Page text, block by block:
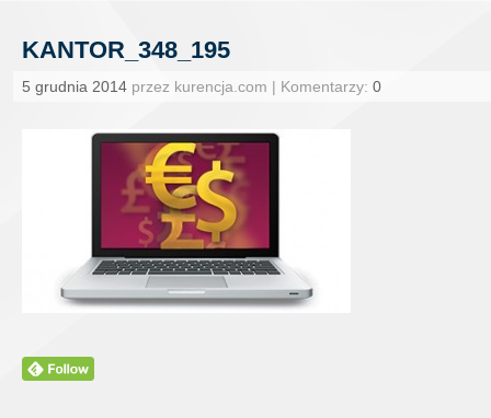
KANTOR_348_195
5 grudnia 2014 przez kurencja.com | Komentarzy: 0